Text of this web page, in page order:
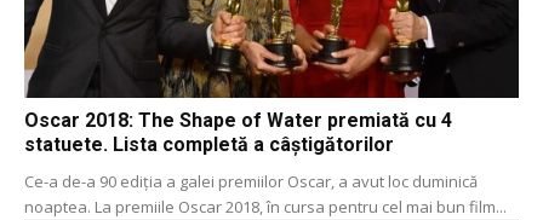
Oscar 2018: The Shape of Water premiată cu 4
statuete. Lista completă a câștigătorilor
Ce-a de-a 90 ediția a galei premiilor Oscar, a avut loc duminică
noaptea. La premiile Oscar 2018, în cursa pentru cel mai bun film...